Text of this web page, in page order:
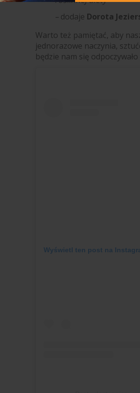
–dodaje Dorota
Warto też pamiętać, aby
jednorazowe naczynia,
będzie nam się
Wyświetl ten post na